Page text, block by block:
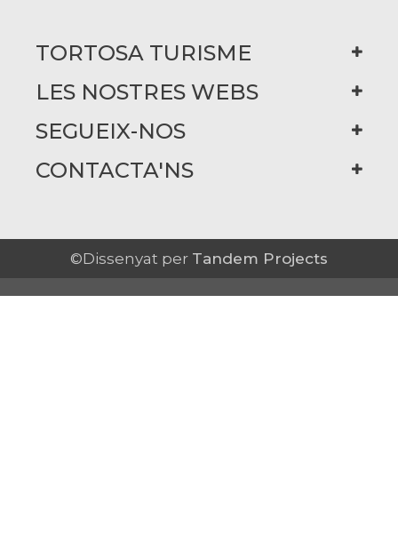
TORTOSA TURISME
LES NOSTRES WEBS
SEGUEIX-NOS
CONTACTA'NS
©Dissenyat per Tandem Projects